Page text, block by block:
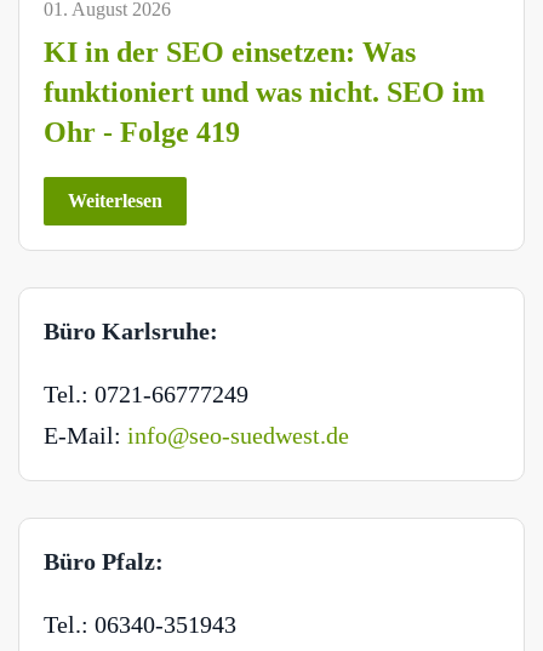
01. August 2026
KI in der SEO einsetzen: Was
funktioniert und was nicht. SEO im
Ohr - Folge 419
Weiterlesen
Büro Karlsruhe:
Tel.: 0721-66777249
E-Mail: info@seo-suedwest.de
Büro Pfalz:
Tel.: 06340-351943